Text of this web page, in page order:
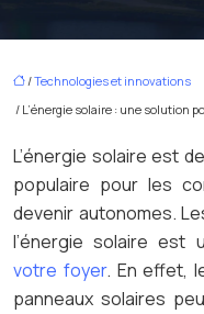
/Technologies et innovations
/ L’énergie solaire : une solution
L’énergie solaire est
populaire pour les
devenir autonomes.
l’énergie solaire est
votre foyer. En effet,
panneaux solaires